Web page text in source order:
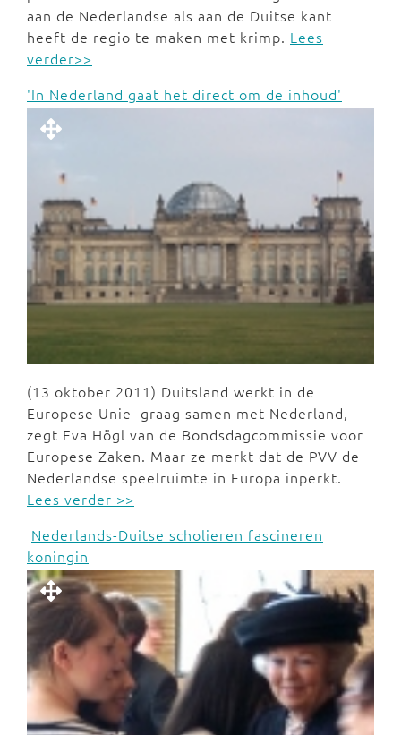
aan de Nederlandse als aan de Duitse kant
heeft de regio te maken met krimp. Lees
verder>>
'In Nederland gaat het direct om de inhoud'
(13 oktober 2011) Duitsland werkt in de
Europese Unie graag samen met Nederland,
zegt Eva Högl van de Bondsdagcommissie voor
Europese Zaken. Maar ze merkt dat de PVV de
Nederlandse speelruimte in Europa inperkt.
Lees verder >>
Nederlands-Duitse scholieren fascineren
koningin